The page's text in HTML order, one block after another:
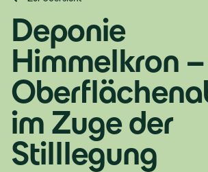
Deponie
Himmelkron –
im Zuge der
Stilllegung